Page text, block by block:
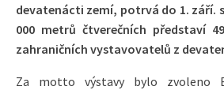
devatenácti zemí, potrvá do 1. září.
000 metrů čtverečních představí
zahraničních vystavovatelů z
Za motto výstavy bylo zvoleno